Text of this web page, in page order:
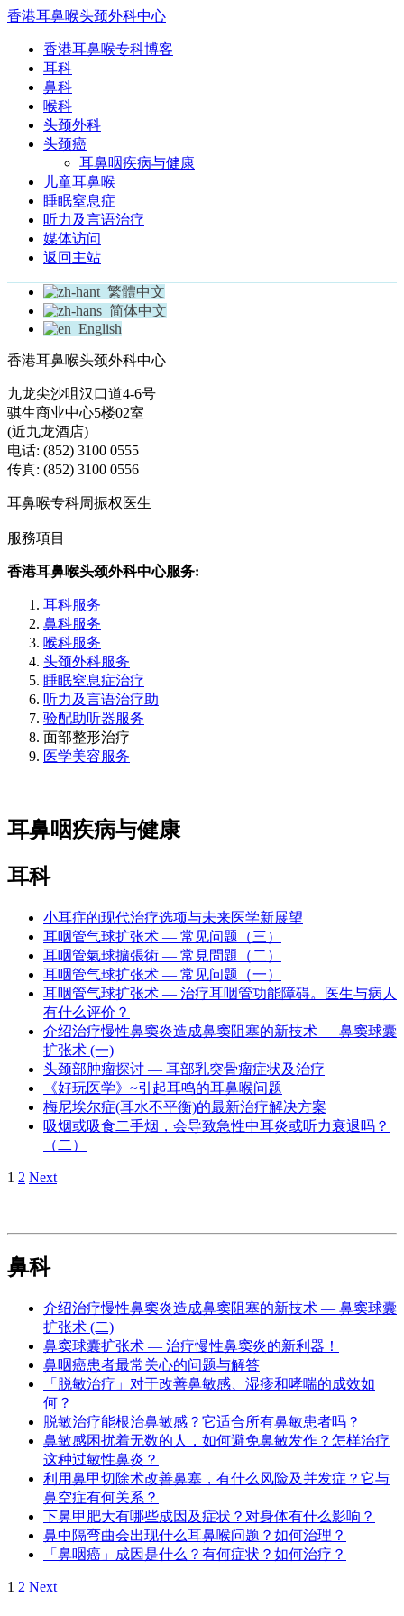
香港耳鼻喉头颈外科中心
香港耳鼻喉专科博客
耳科
鼻科
喉科
头颈外科
头颈癌
耳鼻咽疾病与健康
儿童耳鼻喉
睡眠窒息症
听力及言语治疗
媒体访问
返回主站
繁體中文
简体中文
English
香港耳鼻喉头颈外科中心
九龙尖沙咀汉口道4-6号
骐生商业中心5楼02室
(近九龙酒店)
电话: (852) 3100 0555
传真: (852) 3100 0556
耳鼻喉专科周振权医生
服務項目
香港耳鼻喉头颈外科中心服务:
耳科服务
鼻科服务
喉科服务
头颈外科服务
睡眠窒息症治疗
听力及言语治疗助
验配助听器服务
面部整形治疗
医学美容服务
耳鼻咽疾病与健康
耳科
小耳症的现代治疗选项与未来医学新展望
耳咽管气球扩张术 — 常见问题（三）
耳咽管氣球擴張術 — 常見問題（二）
耳咽管气球扩张术 — 常见问题（一）
耳咽管气球扩张术 — 治疗耳咽管功能障碍。医生与病人
有什么评价？
介绍治疗慢性鼻窦炎造成鼻窦阻塞的新技术 — 鼻窦球囊
扩张术 (一)
头颈部肿瘤探讨 — 耳部乳突骨瘤症状及治疗
《好玩医学》~引起耳鸣的耳鼻喉问题
梅尼埃尔症(耳水不平衡)的最新治疗解决方案
吸烟或吸食二手烟，会导致急性中耳炎或听力衰退吗？
（二）
Navigation
1 2 Next
鼻科
介绍治疗慢性鼻窦炎造成鼻窦阻塞的新技术 — 鼻窦球囊
扩张术 (二)
鼻窦球囊扩张术 — 治疗慢性鼻窦炎的新利器！
鼻咽癌患者最常关心的问题与解答
「脱敏治疗」对于改善鼻敏感、湿疹和哮喘的成效如
何？
脱敏治疗能根治鼻敏感？它适合所有鼻敏患者吗？
鼻敏感困扰着无数的人，如何避免鼻敏发作？怎样治疗
这种过敏性鼻炎？
利用鼻甲切除术改善鼻塞，有什么风险及并发症？它与
鼻空症有何关系？
下鼻甲肥大有哪些成因及症状？对身体有什么影响？
鼻中隔弯曲会出现什么耳鼻喉问题？如何治理？
「鼻咽癌」成因是什么？有何症状？如何治疗？
Navigation
1 2 Next